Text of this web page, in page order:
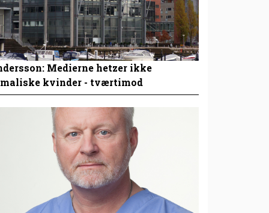
Medierne hetzer ikke
kvinder - tværtimod